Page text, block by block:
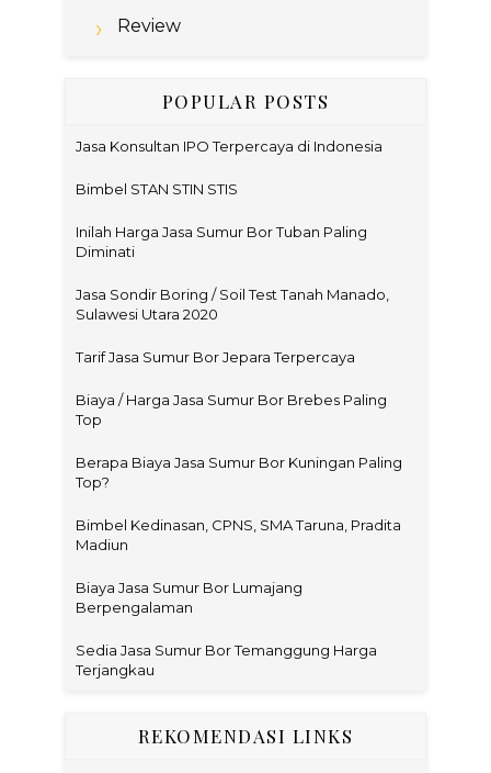
Review
POPULAR POSTS
Jasa Konsultan IPO Terpercaya di Indonesia
Bimbel STAN STIN STIS
Inilah Harga Jasa Sumur Bor Tuban Paling
Diminati
Jasa Sondir Boring / Soil Test Tanah Manado,
Sulawesi Utara 2020
Tarif Jasa Sumur Bor Jepara Terpercaya
Biaya / Harga Jasa Sumur Bor Brebes Paling
Top
Berapa Biaya Jasa Sumur Bor Kuningan Paling
Top?
Bimbel Kedinasan, CPNS, SMA Taruna, Pradita
Madiun
Biaya Jasa Sumur Bor Lumajang
Berpengalaman
Sedia Jasa Sumur Bor Temanggung Harga
Terjangkau
REKOMENDASI LINKS